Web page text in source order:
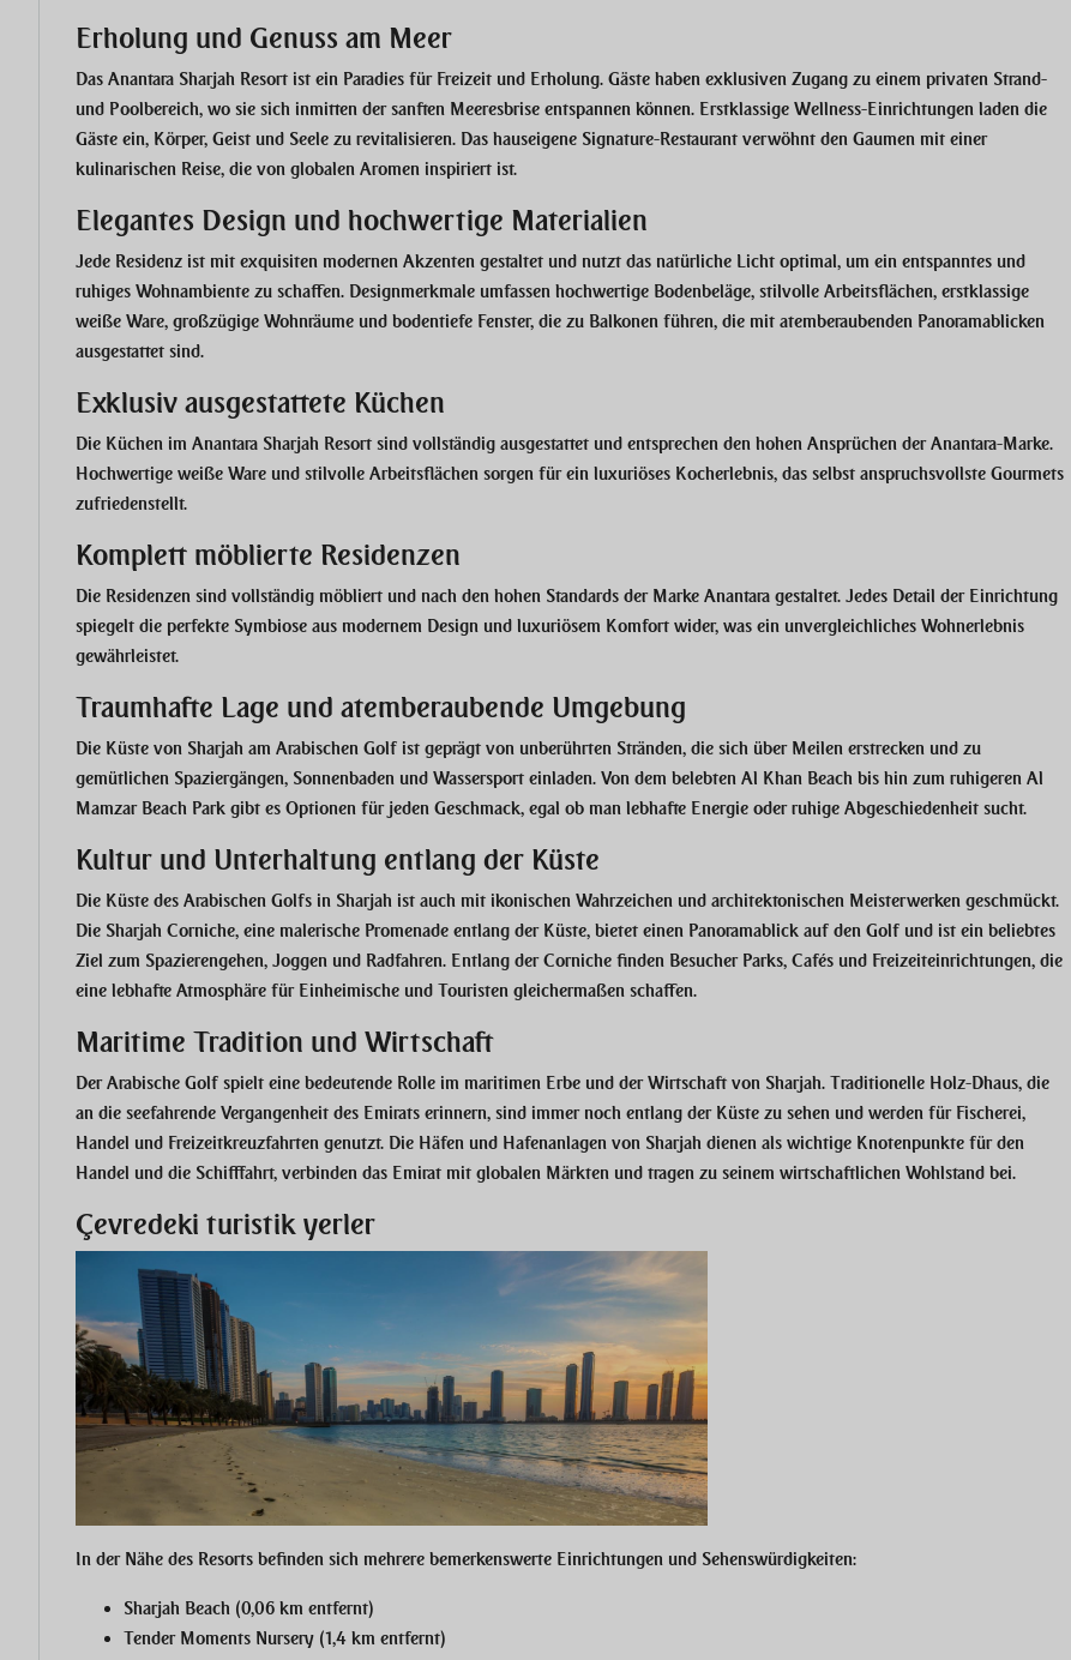
Erholung und Genuss am Meer
Das Anantara Sharjah Resort ist ein Paradies für Freizeit und Erholung. Gäste haben exklusiven Zugang zu einem privaten Strand-
und Poolbereich, wo sie sich inmitten der sanften Meeresbrise entspannen können. Erstklassige Wellness-Einrichtungen laden die
Gäste ein, Körper, Geist und Seele zu revitalisieren. Das hauseigene Signature-Restaurant verwöhnt den Gaumen mit einer
kulinarischen Reise, die von globalen Aromen inspiriert ist.
Elegantes Design und hochwertige Materialien
Jede Residenz ist mit exquisiten modernen Akzenten gestaltet und nutzt das natürliche Licht optimal, um ein entspanntes und
ruhiges Wohnambiente zu schaffen. Designmerkmale umfassen hochwertige Bodenbeläge, stilvolle Arbeitsflächen, erstklassige
weiße Ware, großzügige Wohnräume und bodentiefe Fenster, die zu Balkonen führen, die mit atemberaubenden Panoramablicken
ausgestattet sind.
Exklusiv ausgestattete Küchen
Die Küchen im Anantara Sharjah Resort sind vollständig ausgestattet und entsprechen den hohen Ansprüchen der Anantara-Marke.
Hochwertige weiße Ware und stilvolle Arbeitsflächen sorgen für ein luxuriöses Kocherlebnis, das selbst anspruchsvollste Gourmets
zufriedenstellt.
Komplett möblierte Residenzen
Die Residenzen sind vollständig möbliert und nach den hohen Standards der Marke Anantara gestaltet. Jedes Detail der Einrichtung
spiegelt die perfekte Symbiose aus modernem Design und luxuriösem Komfort wider, was ein unvergleichliches Wohnerlebnis
gewährleistet.
Traumhafte Lage und atemberaubende Umgebung
Die Küste von Sharjah am Arabischen Golf ist geprägt von unberührten Stränden, die sich über Meilen erstrecken und zu
gemütlichen Spaziergängen, Sonnenbaden und Wassersport einladen. Von dem belebten Al Khan Beach bis hin zum ruhigeren Al
Mamzar Beach Park gibt es Optionen für jeden Geschmack, egal ob man lebhafte Energie oder ruhige Abgeschiedenheit sucht.
Kultur und Unterhaltung entlang der Küste
Die Küste des Arabischen Golfs in Sharjah ist auch mit ikonischen Wahrzeichen und architektonischen Meisterwerken geschmückt.
Die Sharjah Corniche, eine malerische Promenade entlang der Küste, bietet einen Panoramablick auf den Golf und ist ein beliebtes
Ziel zum Spazierengehen, Joggen und Radfahren. Entlang der Corniche finden Besucher Parks, Cafés und Freizeiteinrichtungen, die
eine lebhafte Atmosphäre für Einheimische und Touristen gleichermaßen schaffen.
Maritime Tradition und Wirtschaft
Der Arabische Golf spielt eine bedeutende Rolle im maritimen Erbe und der Wirtschaft von Sharjah. Traditionelle Holz-Dhaus, die
an die seefahrende Vergangenheit des Emirats erinnern, sind immer noch entlang der Küste zu sehen und werden für Fischerei,
Handel und Freizeitkreuzfahrten genutzt. Die Häfen und Hafenanlagen von Sharjah dienen als wichtige Knotenpunkte für den
Handel und die Schifffahrt, verbinden das Emirat mit globalen Märkten und tragen zu seinem wirtschaftlichen Wohlstand bei.
Çevredeki turistik yerler
In der Nähe des Resorts befinden sich mehrere bemerkenswerte Einrichtungen und Sehenswürdigkeiten:
Sharjah Beach (0,06 km entfernt)
Tender Moments Nursery (1,4 km entfernt)